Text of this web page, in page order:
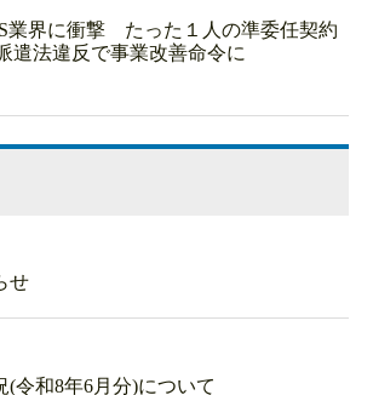
業界に衝撃 たった１人の準委任契約
遣法違反で事業改善命令に
せ
(令和8年6月分)について